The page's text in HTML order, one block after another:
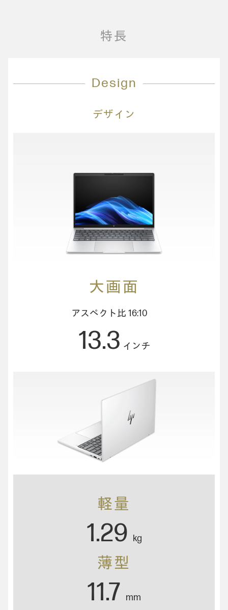
特長
Design
デザイン
大画面
アスペクト比 16:10
13.3 インチ
軽量
1.29 kg
薄型
11.7 mm